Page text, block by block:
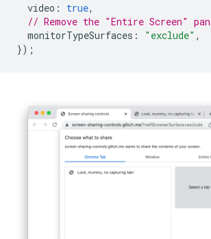
video : true,
// Remove the "Entire Screen"
monitorTypeSurfaces : "exclude" ,
});